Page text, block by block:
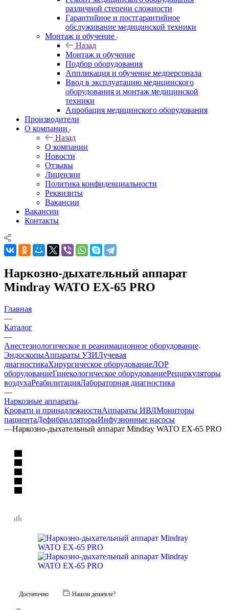
различной степени сложности
Гарантийное и постгарантийное
обслуживание медицинской техники
Монтаж и обучение
Назад
Монтаж и обучение
Подбор оборудования
Аппликация и обучение медперсонала
Ввод в эксплуатацию медицинского
оборудования и монтаж медицинской
техники
Апробация медицинского оборудования
Производители
О компании
Назад
О компании
Новости
Отзывы
Лицензии
Политика конфиденциальности
Реквизиты
Вакансии
Вакансии
Контакты
Наркозно-дыхательный аппарат
Mindray WATO EX-65 PRO
Главная
—
Каталог
—
Анестезиологическое и реанимационное оборудование
ЭндоскопыАппараты УЗИЛучевая
диагностикаХирургическое оборудованиеЛОР
оборудованиеГинекологическое оборудованиеРециркуляторы
воздухаРеабилитацияЛабораторная диагностика
—
Наркозные аппараты
Кровати и принадлежностиАппараты ИВЛМониторы
пациентаДефибрилляторыИнфузионные насосы
—Наркозно-дыхательный аппарат Mindray WATO EX-65 PRO
Достаточно Нашли дешевле?